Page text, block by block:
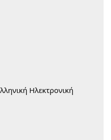
Ηλεκτρονική